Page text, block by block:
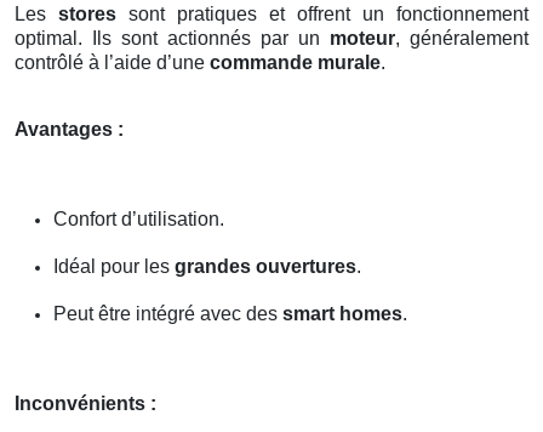
Les stores sont pratiques et offrent un fonctionnement
optimal. Ils sont actionnés par un moteur, généralement
contrôlé à l’aide d’une commande murale.
Avantages :
Confort d’utilisation.
Idéal pour les grandes ouvertures.
Peut être intégré avec des smart homes.
Inconvénients :